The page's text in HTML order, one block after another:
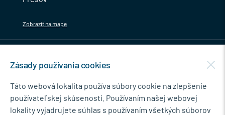
Zobraziť na mape
NEWSLETTER
Zásady používania cookies
Táto webová lokalita používa súbory cookie na zlepšenie
používateľskej skúsenosti. Používaním našej webovej
lokality vyjadrujete súhlas s používaním všetkých súborov